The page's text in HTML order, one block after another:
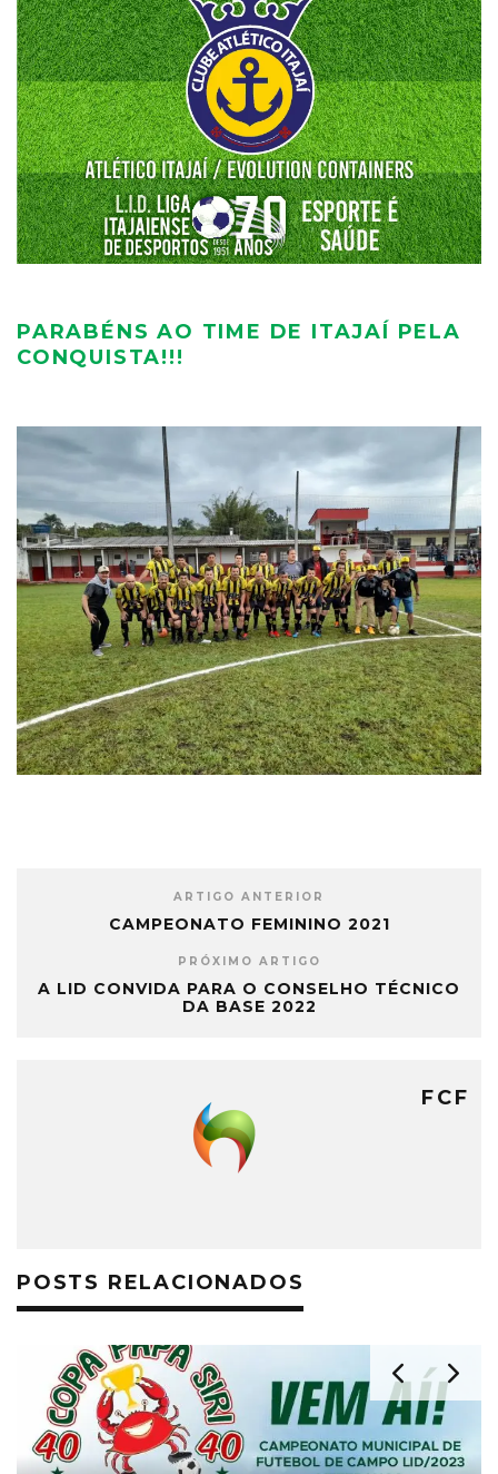
PARABÉNS AO TIME DE ITAJAÍ PELA
CONQUISTA!!!
ARTIGO ANTERIOR
CAMPEONATO FEMININO 2021
PRÓXIMO ARTIGO
A LID CONVIDA PARA O CONSELHO TÉCNICO
DA BASE 2022
FCF
POSTS RELACIONADOS